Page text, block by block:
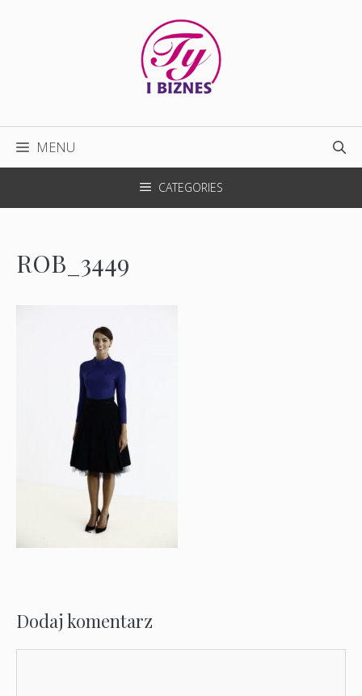
MENU
CATEGORIES
ROB_3449
Dodaj komentarz